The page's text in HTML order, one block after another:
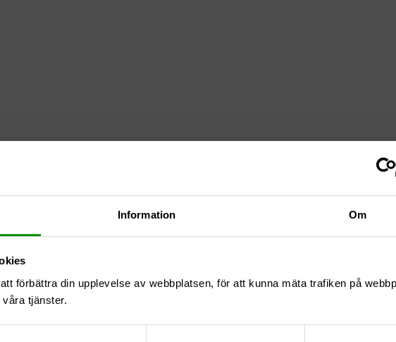
Information Om
förbättra din upplevelse av webbplatsen, för att kunna mäta trafiken på
tjänster.